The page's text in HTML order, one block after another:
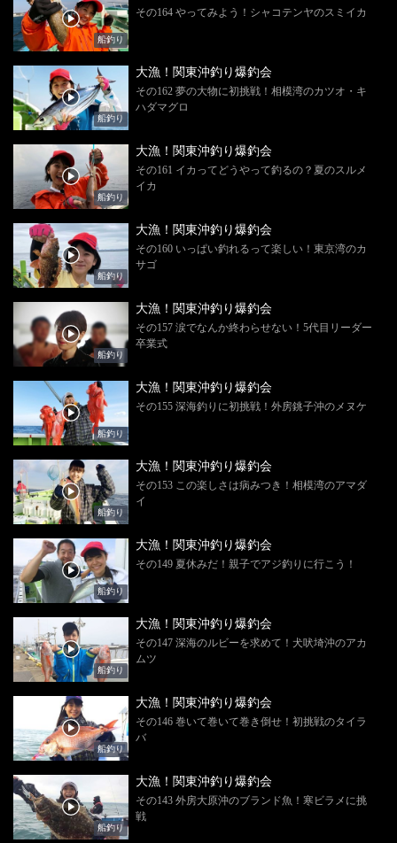
船釣り
その164 やってみよう！シャコテンヤのスミイカ
船釣り
大漁！関東沖釣り爆釣会
その162 夢の大物に初挑戦！相模湾のカツオ・キ
ハダマグロ
船釣り
大漁！関東沖釣り爆釣会
その161 イカってどうやって釣るの？夏のスルメ
イカ
船釣り
大漁！関東沖釣り爆釣会
その160 いっぱい釣れるって楽しい！東京湾のカ
サゴ
船釣り
大漁！関東沖釣り爆釣会
その157 涙でなんか終わらせない！5代目リーダー
卒業式
船釣り
大漁！関東沖釣り爆釣会
その155 深海釣りに初挑戦！外房銚子沖のメヌケ
船釣り
大漁！関東沖釣り爆釣会
その153 この楽しさは病みつき！相模湾のアマダ
イ
船釣り
大漁！関東沖釣り爆釣会
その149 夏休みだ！親子でアジ釣りに行こう！
船釣り
大漁！関東沖釣り爆釣会
その147 深海のルビーを求めて！犬吠埼沖のアカ
ムツ
船釣り
大漁！関東沖釣り爆釣会
その146 巻いて巻いて巻き倒せ！初挑戦のタイラ
バ
船釣り
大漁！関東沖釣り爆釣会
その143 外房大原沖のブランド魚！寒ビラメに挑
戦